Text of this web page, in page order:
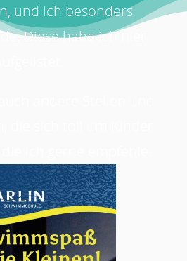
und ich besonders
Diese habe ich hier